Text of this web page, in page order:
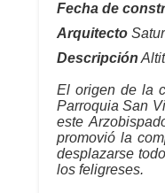
Fecha de
Arquitecto
Descripción
El origen de la
Parroquia San
este
promovió la
desplazarse
los feligreses.